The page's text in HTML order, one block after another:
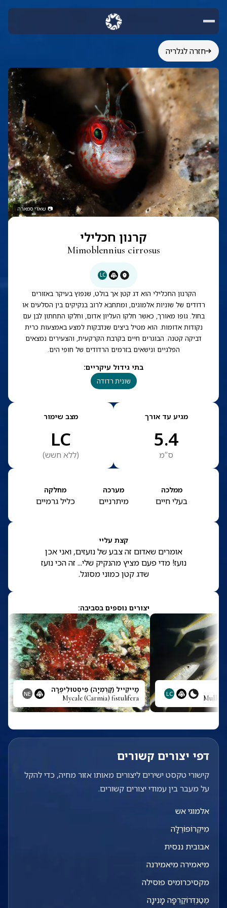
חזרה לגלריה
📷 שאדי סמארה
קרנון חכלילי
Mimoblennius cirrosus
LC
הקרנון החכלילי הוא דג קטן אך בולט, שנפוץ בעיקר באזורים
רדודים של שוניות אלמוגים, ומתחבא לרוב בנקיקים בין הסלעים או
בחול. גופו מאורך, כאשר חלקו העליון אדום, וחלקו התחתון לבן עם
נקודות אדומות. הוא מטיל ביצים שנדבקות למצע באמצעות כרית
דביקה קטנה. הבוגרים חיים בקרבת הקרקעית, והצעירים נמצאים
הפלגיים ונישאים בזרמים הרדודים של חופי הים.
בתי גידול עיקריים:
שונית רדודה
מגיע עד אורך
5.4
ס”מ
מצב שימור
LC
(ללא חשש)
ממלכה
בעלי חיים
מערכה
מיתרניים
מחלקה
כליל גרמיים
קצת עליי
אומרים שאדום זה צבע של נועזים, ואני אכן
נועז! מדי פעם מציץ מהנקיק שלי... זה הכי נועז
שדג קטן כמוני מסוגל.
יצורים נוספים בסביבה:
LC מַייקֵייל (קַרְמִיָה) פִיסְטוּלִיפֶרָה
Mycale (Carmia) fistulifera
NE
דפי יצורים קשורים
קישורי טקסט ישירים ליצורים מאותו אזור מחיה, כדי להקל
על מעבר בין עמודי יצורים קשורים.
אלמוגי אש
מִיקְרוֹפּוֹרֶלָּה
אבובית ננסית
מיאמירה מיאמירנה
מקסיכרומיס פוסילה
מֶטַנְדְּרוֹקַרְפָּה מָנִינָה